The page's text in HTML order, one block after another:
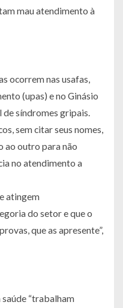
mau atendimento à
ocorrem nas usafas,
(upas) e no Ginásio
síndromes gripais.
sem citar seus nomes,
ao outro para não
no atendimento a
atingem
do setor e que o
que as apresente”,
“trabalham